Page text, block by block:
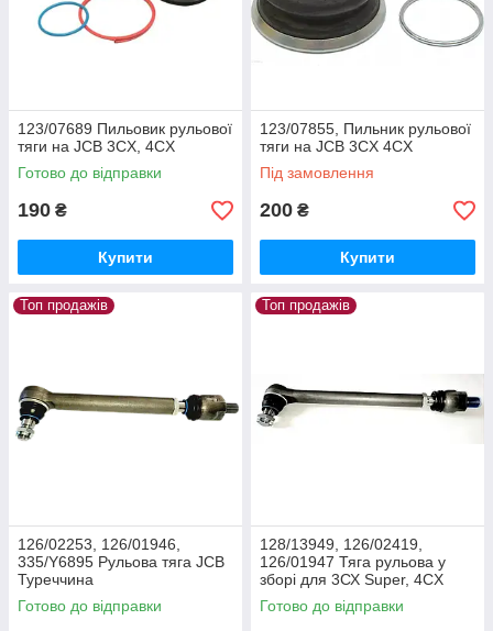
123/07689 Пильовик рульової
тяги на JCB 3CX, 4CX
Готово до відправки
190 ₴
Купити
123/07855, Пильник рульової
тяги на JCB 3CX 4CX
Під замовлення
200 ₴
Купити
Топ продажів
126/02253, 126/01946,
335/Y6895 Рульова тяга JCB
Туреччина
Готово до відправки
Топ продажів
128/13949, 126/02419,
126/01947 Тяга рульова у
зборі для 3СХ Super, 4CX
5CX
Готово до відправки